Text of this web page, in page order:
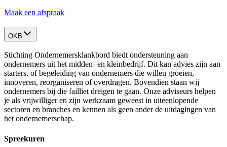
Maak een afspraak
OKB
Stichting Ondernemersklankbord biedt ondersteuning aan
ondernemers uit het midden- en kleinbedrijf. Dit kan advies zijn aan
starters, of begeleiding van ondernemers die willen groeien,
innoveren, reorganiseren of overdragen. Bovendien staan wij
ondernemers bij die failliet dreigen te gaan. Onze adviseurs helpen
je als vrijwilliger en zijn werkzaam geweest in uiteenlopende
sectoren en branches en kennen als geen ander de uitdagingen van
het ondernemerschap.
Spreekuren